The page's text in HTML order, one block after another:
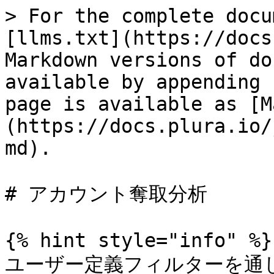
> For the complete
[llms.txt](https://
Markdown versions of
available by
page is available as
(https://docs.plura.io/
md).
# アカウント奪取分析
{% hint style="info" %}
ユーザー定義フィルターを